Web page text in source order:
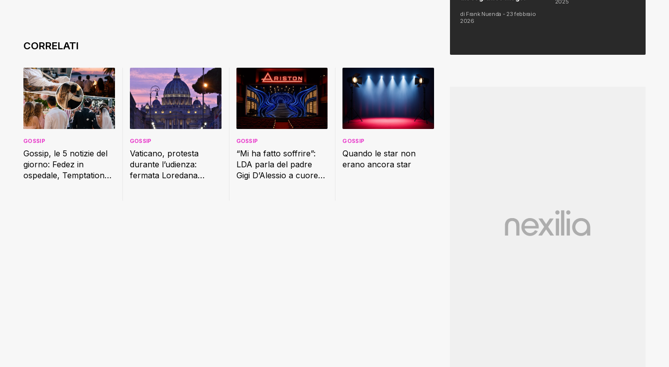
Gossip, le 5 notizie del
giorno: Fedez in
ospedale, Temptation
GOSSIP
Vaticano, protesta
durante l’udienza:
fermata Loredana
GOSSIP
“Mi ha fatto soffrire”:
LDA parla del padre
Gigi D’Alessio a cuore
GOSSIP
Quando le star non
erano ancora star
GOSSIP
di Frank Nuenda - 23 febbraio
2026
2025